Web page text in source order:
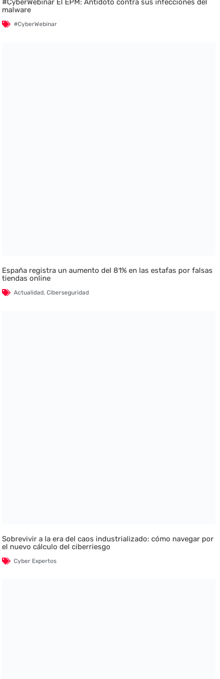
malware
#CyberWebinar
España registra un aumento del 81% en las estafas por falsas
tiendas online
Actualidad,Ciberseguridad
Sobrevivir a la era del caos industrializado: cómo navegar por
el nuevo cálculo del ciberriesgo
Cyber Expertos